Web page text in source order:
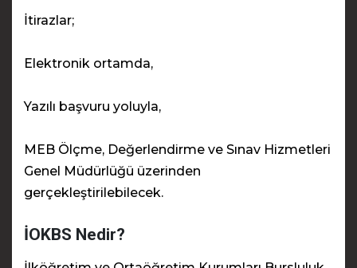
İtirazlar;
Elektronik ortamda,
Yazılı başvuru yoluyla,
MEB Ölçme, Değerlendirme ve Sınav Hizmetleri
Genel Müdürlüğü üzerinden
gerçekleştirilebilecek.
İOKBS Nedir?